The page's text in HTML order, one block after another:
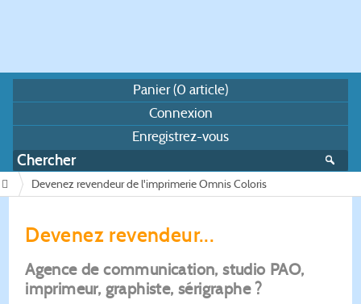
Panier (0 article)
Connexion
Enregistrez-vous
Devenez revendeur de l'imprimerie Omnis Coloris
Devenez revendeur...
Agence de communication, studio PAO,
imprimeur, graphiste, sérigraphe ?